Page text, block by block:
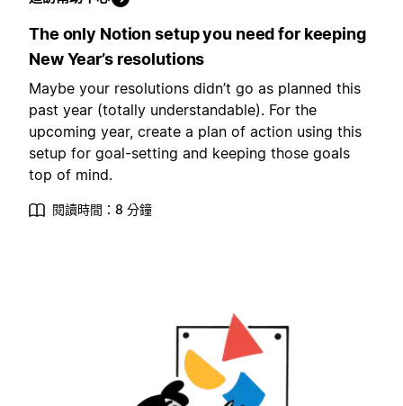
The only Notion setup you need for keeping
New Year’s resolutions
Maybe your resolutions didn’t go as planned this
past year (totally understandable). For the
upcoming year, create a plan of action using this
setup for goal-setting and keeping those goals
top of mind.
閱讀時間：8 分鐘